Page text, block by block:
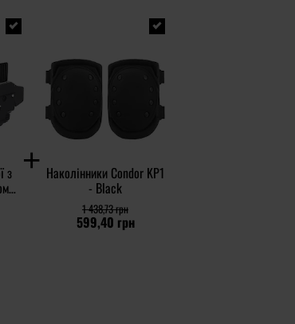
з Наколінники Condor KP1
- Black
599,40 грн
1 438,73 грн